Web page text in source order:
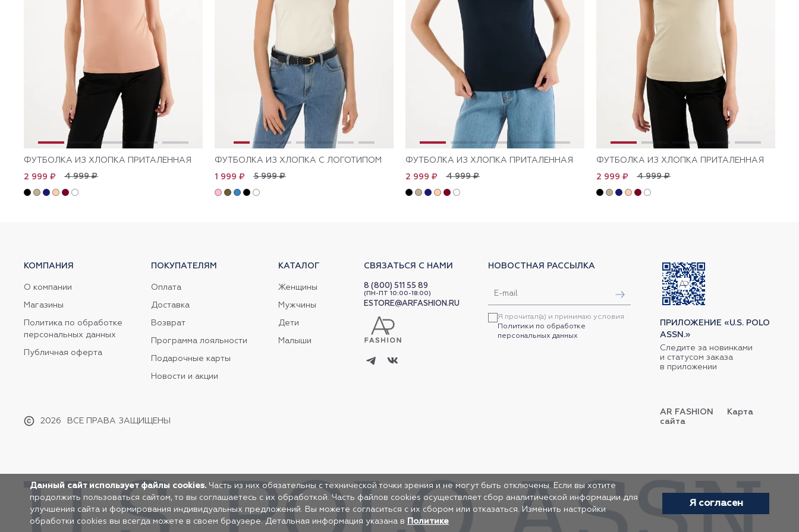
ФУТБОЛКА ИЗ ХЛОПКА ПРИТАЛЕННАЯ
4 999 ₽
2 999 ₽
ФУТБОЛКА ИЗ ХЛОПКА С ЛОГОТИПОМ
5 999 ₽
1 999 ₽
ФУТБОЛКА ИЗ ХЛОПКА ПРИТАЛЕННАЯ
4 999 ₽
2 999 ₽
ФУТБОЛКА ИЗ ХЛОПКА ПРИТАЛЕННАЯ
4 999 ₽
2 999 ₽
КОМПАНИЯ
О компании
Магазины
Политика по обработке
персональных данных
Публичная оферта
2026 ВСЕ ПРАВА ЗАЩИЩЕНЫ
ПОКУПАТЕЛЯМ
Оплата
Доставка
Возврат
Программа лояльности
Подарочные карты
Новости и акции
КАТАЛОГ
Женщины
Мужчины
Дети
Малыши
СВЯЗАТЬСЯ С НАМИ
8 (800) 511 55 89
(ПН-ПТ 10:00-18:00)
ESTORE@ARFASHION.RU
НОВОСТНАЯ РАССЫЛКА
Я прочитал(а) и принимаю условия
Политики по обработке
персональных данных
ПРИЛОЖЕНИЕ «U.S. POLO
ASSN.»
Следите за новинками
и статусом заказа
в приложении
AR FASHION
Карта
сайта
Данный сайт использует файлы cookies. Часть из них обязательны с технической точки зрения и не могут быть отключены. Если вы хотите
продолжить пользоваться сайтом, то вы соглашаетесь с их обработкой. Часть файлов cookies осуществляет сбор аналитической информации для
улучшения сайта и формирования индивидуальных предложений. Вы можете согласиться с их сбором или отказаться. Изменить настройки
обработки cookies вы всегда можете в своем браузере. Детальная информация указана в Политике
Я согласен